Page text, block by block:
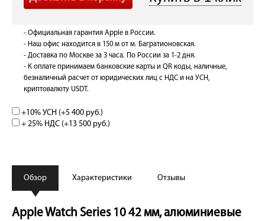
- Официальная гарантия Apple в России.
- Наш офис находится в 150 м от м. Багратионовская.
- Доставка по Москве за 3 часа. По России за 1-2 дня.
- К оплате принимаем банковские карты и QR коды, наличные,
безналичный расчет от юридических лиц с НДС и на УСН,
криптовалюту USDT.
+10% УСН (+5 400 руб.)
+ 25% НДС (+13 500 руб.)
Обзор Характеристики Отзывы
Apple Watch Series 10 42 мм, алюминиевые